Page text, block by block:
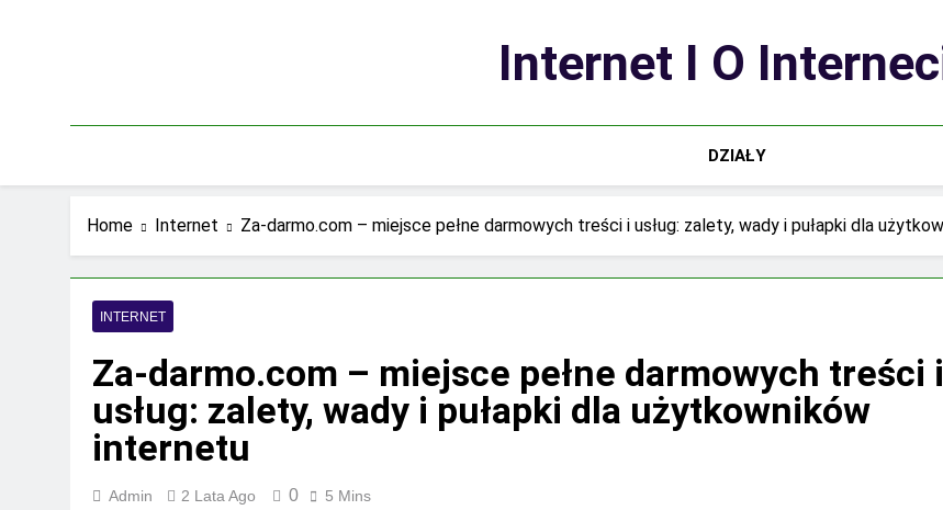
Internet I O
DZIAŁY
Home Internet Za-darmo.com – miejsce pełne darmowych treści i usług: zalety, wady i pułapki dla
INTERNET
Za-darmo.com – miejsce pełne darmowych treści i
usług: zalety, wady i pułapki dla użytkowników
internetu
Admin 2 Lata Ago 0 5 Mins